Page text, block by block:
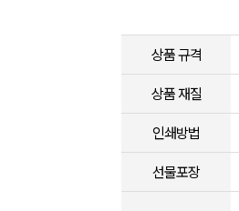
상품 규격
상품 재질
인쇄방법
선물포장